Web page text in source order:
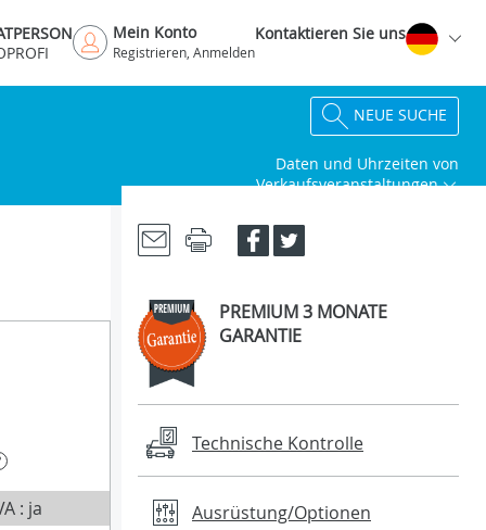
Mein Konto
Registrieren, Anmelden
Kontaktieren Sie uns
NEUE SUCHE
Daten und Uhrzeiten von
Verkaufsveranstaltungen
: ja
PREMIUM 3 MONATE
GARANTIE
Technische Kontrolle
Ausrüstung/Optionen